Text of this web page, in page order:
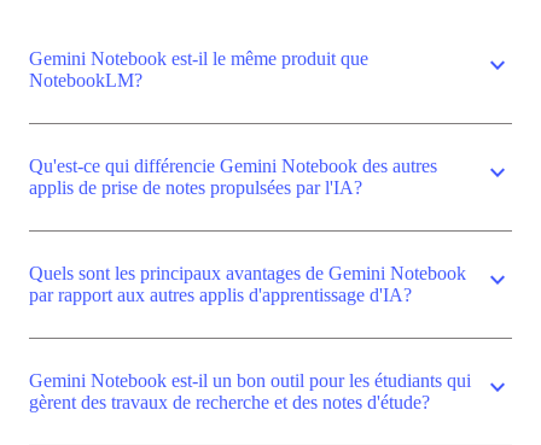
Gemini Notebook est-il le même produit que
NotebookLM?
expand_more
Qu'est-ce qui différencie Gemini Notebook des autres
applis de prise de notes propulsées par l'IA?
expand_more
Quels sont les principaux avantages de Gemini Notebook
par rapport aux autres applis d'apprentissage d'IA?
expand_more
Gemini Notebook est-il un bon outil pour les étudiants qui
gèrent des travaux de recherche et des notes d'étude?
expand_more